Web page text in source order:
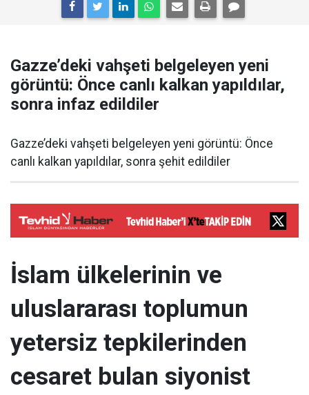
Gazze’deki vahşeti belgeleyen yeni
görüntü: Önce canlı kalkan yapıldılar,
sonra infaz edildiler
Gazze’deki vahşeti belgeleyen yeni görüntü: Önce
canlı kalkan yapıldılar, sonra şehit edildiler
İslam ülkelerinin ve
uluslararası toplumun
yetersiz tepkilerinden
cesaret bulan siyonist